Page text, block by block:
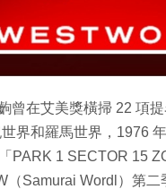
曾在艾美獎橫掃 22 項
界和羅馬世界，1976
PARK 1 SECTOR 15
Samurai Wordl）第二